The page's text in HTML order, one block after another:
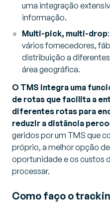
uma integração
informação.
Multi-pick, multi-drop
vários fornecedores,
distribuição a
área geográfica.
O TMS integra uma
de rotas que facilita a
diferentes rotas para
reduzir a distância
geridos por um TMS que
próprio, a melhor opção
oportunidade e os custos
processar.
Como faço o